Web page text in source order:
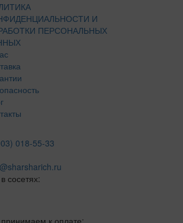
И
ПЕРСОНАЛЬНЫХ
018-55-33
сосетях:
к оплате: